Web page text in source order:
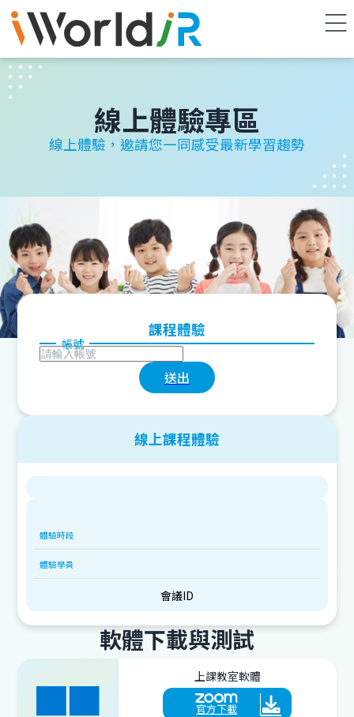
線上體驗專區
線上體驗，邀請您一同感受最新學習趨勢
課程體驗
帳號
送出
線上課程體驗
會議ID
軟體下載與測試
上課教室軟體
官方下載